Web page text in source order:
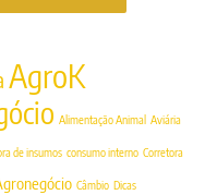
AgroK
Alimentação Animal Aviária
de insumos consumo interno Corretora
Câmbio Dicas